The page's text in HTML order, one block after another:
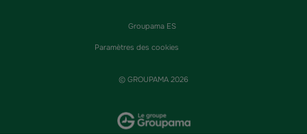
Groupama ES
Paramètres des cookies
© GROUPAMA 2026